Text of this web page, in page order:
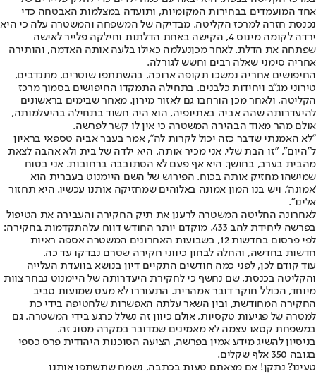
אחד המועמדים בבחירות המקומיות, ותועדה במצלמות האבטחה כדי
נכנסת חזרה למרכז הקליטה. מבדיקה של המשפחה והמשטרה עלה כי היא
ירדה לקומה מינוס 4, הקישה באחת הדלתות וחילקה פלייר לאישה
שפתחה את הדלת. לאחר מכןנעלמה כאילו בלעה אותה האדמה, והותירה
אחריה סימני שאלה רבים וחשש לגורלה.
החיפושים אחריה נמשכו תקופה ארוכה, בהשתתפו שוטרים, מתנדבים,
טירוני מג"ב ויחידות כלבנים. בתחילה התמקדו החיפושים בסמוך מרכז
הקליטה, ולאחר מכן הורחבו גם לאזור מירון. מאחר שבימים בראשונים
להיעדרותה שהה אביה באתיופיה, הוא היה חשוד בתחילה בהיעלמותה,
אולם מהר מאוד הבהירה המשטרה כי אין לו קשר לפרשה.
"לא האמנתי שדבר כזה יכול לקרות לה", אמר בעבר אביה טספאי בראיון
ל"היום", "זו הבת שלי, אני מכיר אותה. היא ילדה של בית ולא אהבה לצאת
מהבית בערב, בחושך. היא אף פעם לא הסתובבה ברחובות. אני בטוח
שמישהו מחזיק אותה בכוח. הפירוש של השם היימנוט בעברית הוא
'אמונה', ויש בנו המון אמונה באלוהים שמחזיקה אותנו עכשיו. היא תחזור
אלינו".
לאחרונה החליטה המשטרה לרענן את תיק החקירה והעבירה את הטיפול
בפרשה ליחידת להב 433. מוקדם יותר החודש דווח על
התקדמות בחקירה:
לפי פרסום בחדשות 12, בשבועות האחרונים המשטרה אספה ראיות
חדשות בחדשה, והחלה לבחון כיווני חקירה שטרם נבדקו עד כה.
עוד קודם לכן, לפני כמה חודשים התקיים דיון בנושא בוועדת העלייה
והקליטה בכנסת, שם נחשף כי לחקירת היעדרותה של היימנוט נבחר צוות
מיוחד, הכולל חוקר דובר אמהרית. התעוררו לא מעט שמועות סביב
החקירה המחודשת, ובין השאר עלתה האפשרות שלחטיפה בידי כת
למטרה של פגיעות טקסיות, אולם כיוון זה נשלל כרגע בידי המשטרה. גם
במשפחת קסאו עצמה לא מאמינים שמדובר במקרה מסוג זה.
בניסיון להשיג מידע אמין בפרשה, הציעה הסוכנות היהודית פרס כספי
בגובה 350 אלף שקלים.
טעינו? נתקן! אם מצאתם טעות בכתבה, נשמח שתשתפו אותנו